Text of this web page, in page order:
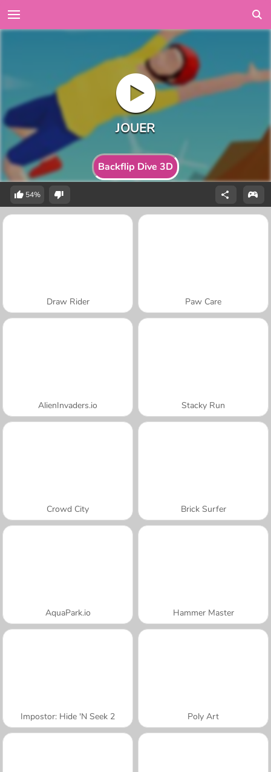
Backflip Dive 3D
54%
Draw Rider Paw Care
AlienInvaders.io Stacky Run
Crowd City Brick Surfer
AquaPark.io Hammer Master
Impostor: Hide 'N Seek 2 Poly Art